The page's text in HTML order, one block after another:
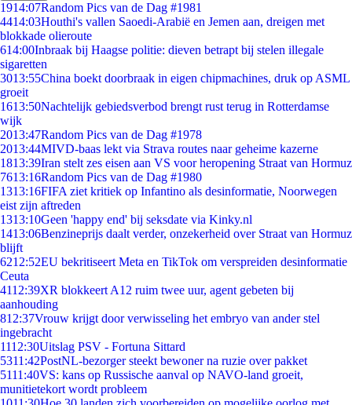
1914:07Random Pics van de Dag #1981
4414:03Houthi's vallen Saoedi-Arabië en Jemen aan, dreigen met
blokkade olieroute
614:00Inbraak bij Haagse politie: dieven betrapt bij stelen illegale
sigaretten
3013:55China boekt doorbraak in eigen chipmachines, druk op ASML
groeit
1613:50Nachtelijk gebiedsverbod brengt rust terug in Rotterdamse
wijk
2013:47Random Pics van de Dag #1978
2013:44MIVD-baas lekt via Strava routes naar geheime kazerne
1813:39Iran stelt zes eisen aan VS voor heropening Straat van Hormuz
7613:16Random Pics van de Dag #1980
1313:16FIFA ziet kritiek op Infantino als desinformatie, Noorwegen
eist zijn aftreden
1313:10Geen 'happy end' bij seksdate via Kinky.nl
1413:06Benzineprijs daalt verder, onzekerheid over Straat van Hormuz
blijft
6212:52EU bekritiseert Meta en TikTok om verspreiden desinformatie
Ceuta
4112:39XR blokkeert A12 ruim twee uur, agent gebeten bij
aanhouding
812:37Vrouw krijgt door verwisseling het embryo van ander stel
ingebracht
1112:30Uitslag PSV - Fortuna Sittard
5311:42PostNL-bezorger steekt bewoner na ruzie over pakket
5111:40VS: kans op Russische aanval op NAVO-land groeit,
munitietekort wordt probleem